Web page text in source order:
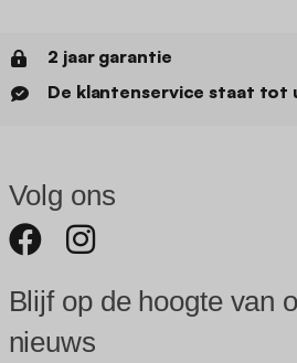
2 jaar garantie
De klantenservice staat tot
Volg ons
Blijf op de hoogte van
nieuws